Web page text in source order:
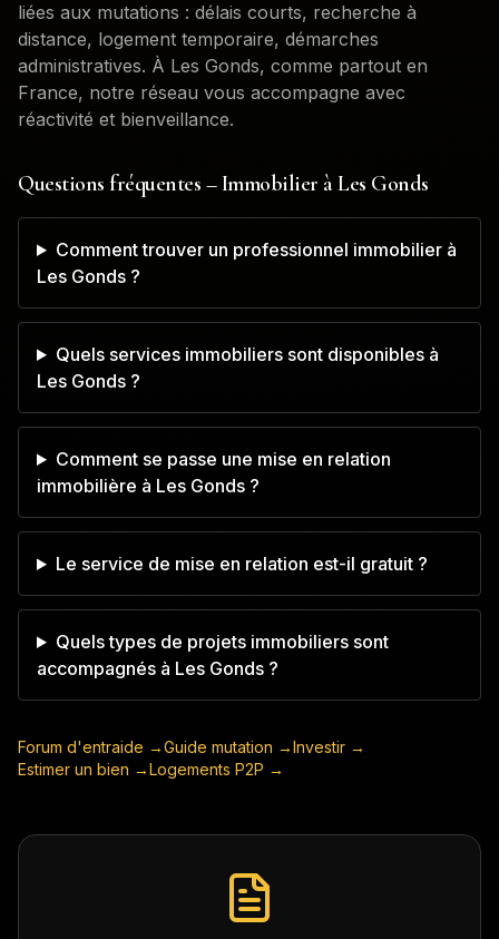
liées aux mutations : délais courts, recherche à
distance, logement temporaire, démarches
administratives. À Les Gonds, comme partout en
France, notre réseau vous accompagne avec
réactivité et bienveillance.
Questions fréquentes – Immobilier àLes Gonds
Comment trouver un professionnel immobilier à
Les Gonds ?
Quels services immobiliers sont disponibles à
Les Gonds ?
Comment se passe une mise en relation
immobilière à Les Gonds ?
Le service de mise en relation est-il gratuit ?
Quels types de projets immobiliers sont
accompagnés à Les Gonds ?
Forum d'entraide →Guide mutation →Investir →
Estimer un bien →Logements P2P →